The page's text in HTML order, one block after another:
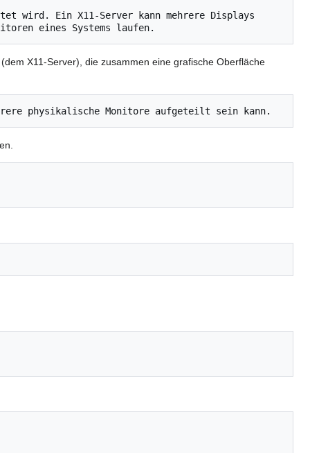
wird. Ein X11-Server kann mehrere Displays
X11-Server), die zusammen eine grafische Oberfläche